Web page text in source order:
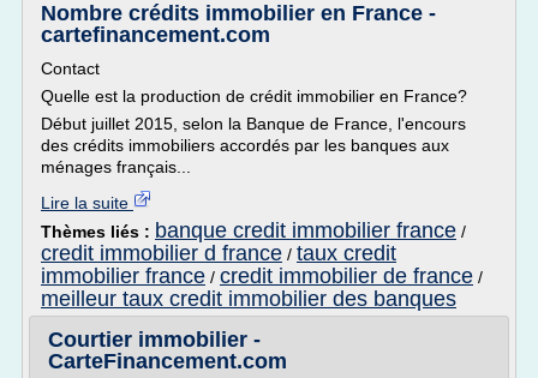
Nombre crédits immobilier en France -
cartefinancement.com
Contact
Quelle est la production de crédit immobilier en France?
Début juillet 2015, selon la Banque de France, l'encours
des crédits immobiliers accordés par les banques aux
ménages français...
Lire la suite
Thèmes liés : banque credit immobilier france /
credit immobilier d france / taux credit
immobilier france / credit immobilier de france /
meilleur taux credit immobilier des banques
Courtier immobilier -
CarteFinancement.com